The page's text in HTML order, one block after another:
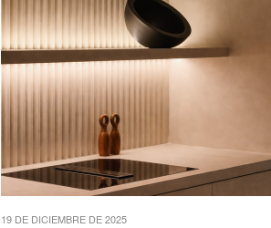
19 DE DICIEMBRE DE 2025